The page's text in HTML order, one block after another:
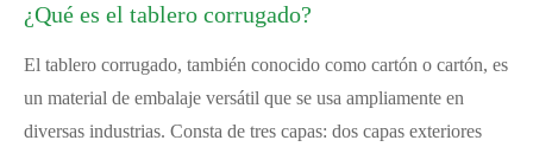
¿Qué es el tablero corrugado?
El tablero corrugado, también conocido como cartón o cartón, es
un material de embalaje versátil que se usa ampliamente en
diversas industrias. Consta de tres capas: dos capas exteriores